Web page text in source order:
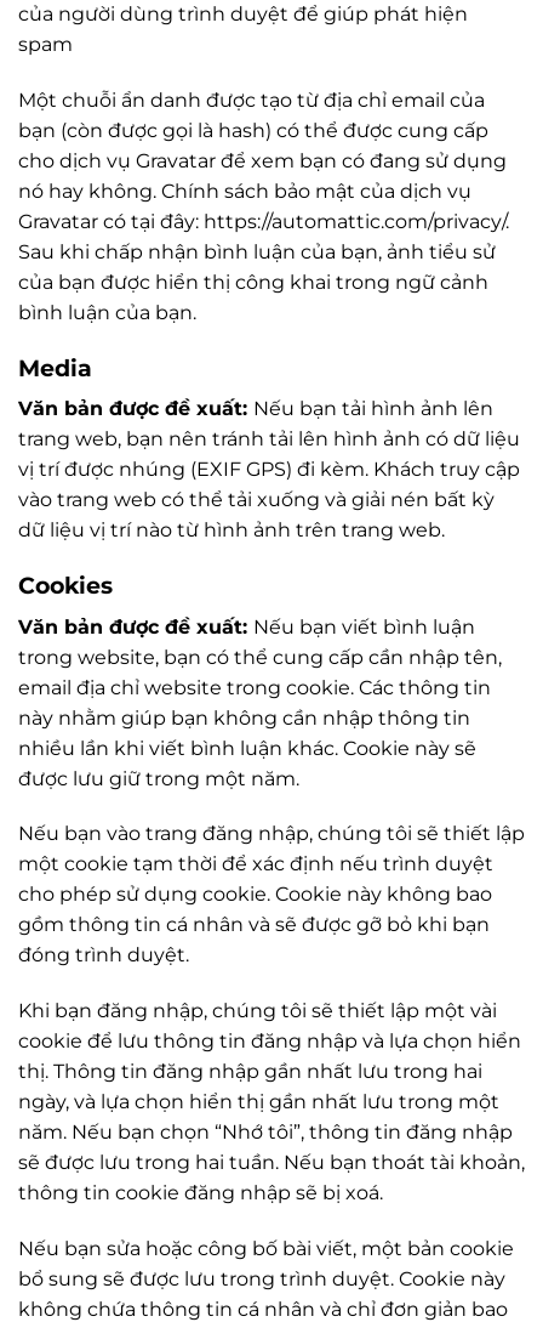
của người dùng trình duyệt để giúp phát hiện
spam
Một chuỗi ẩn danh được tạo từ địa chỉ email của
bạn (còn được gọi là hash) có thể được cung cấp
cho dịch vụ Gravatar để xem bạn có đang sử dụng
nó hay không. Chính sách bảo mật của dịch vụ
Gravatar có tại đây: https://automattic.com/privacy/.
Sau khi chấp nhận bình luận của bạn, ảnh tiểu sử
của bạn được hiển thị công khai trong ngữ cảnh
bình luận của bạn.
Media
Văn bản được đề xuất: Nếu bạn tải hình ảnh lên
trang web, bạn nên tránh tải lên hình ảnh có dữ liệu
vị trí được nhúng (EXIF GPS) đi kèm. Khách truy cập
vào trang web có thể tải xuống và giải nén bất kỳ
dữ liệu vị trí nào từ hình ảnh trên trang web.
Cookies
Văn bản được đề xuất: Nếu bạn viết bình luận
trong website, bạn có thể cung cấp cần nhập tên,
email địa chỉ website trong cookie. Các thông tin
này nhằm giúp bạn không cần nhập thông tin
nhiều lần khi viết bình luận khác. Cookie này sẽ
được lưu giữ trong một năm.
Nếu bạn vào trang đăng nhập, chúng tôi sẽ thiết lập
một cookie tạm thời để xác định nếu trình duyệt
cho phép sử dụng cookie. Cookie này không bao
gồm thông tin cá nhân và sẽ được gỡ bỏ khi bạn
đóng trình duyệt.
Khi bạn đăng nhập, chúng tôi sẽ thiết lập một vài
cookie để lưu thông tin đăng nhập và lựa chọn hiển
thị. Thông tin đăng nhập gần nhất lưu trong hai
ngày, và lựa chọn hiển thị gần nhất lưu trong một
năm. Nếu bạn chọn “Nhớ tôi”, thông tin đăng nhập
sẽ được lưu trong hai tuần. Nếu bạn thoát tài khoản,
thông tin cookie đăng nhập sẽ bị xoá.
Nếu bạn sửa hoặc công bố bài viết, một bản cookie
bổ sung sẽ được lưu trong trình duyệt. Cookie này
không chứa thông tin cá nhân và chỉ đơn giản bao